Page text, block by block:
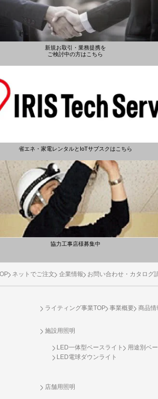
新規お取引・業務提携を
ご検討中の方はこちら
省エネ・家電レンタルとIoTサブスクはこちら
協力工事店様募集中
ネットでご注文 企業情報 お問い合わせ・カタログ
ライティング事業TOP 事業概要 商品情
施設用照明
LED一体型ベースライト
用途別ベ
LED電球ダウンライト
店舗用照明